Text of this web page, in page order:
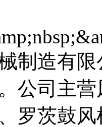
制造有
公司主
罗茨鼓